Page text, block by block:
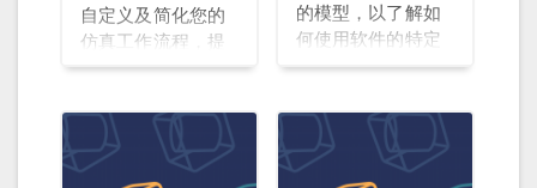
自定义及简化您的
仿真工作流程，提
高仿真效率。
的模型，以了解如
何使用软件的特定
功能来设置该模型
模型可能与原模型
的输出结果不一
样。